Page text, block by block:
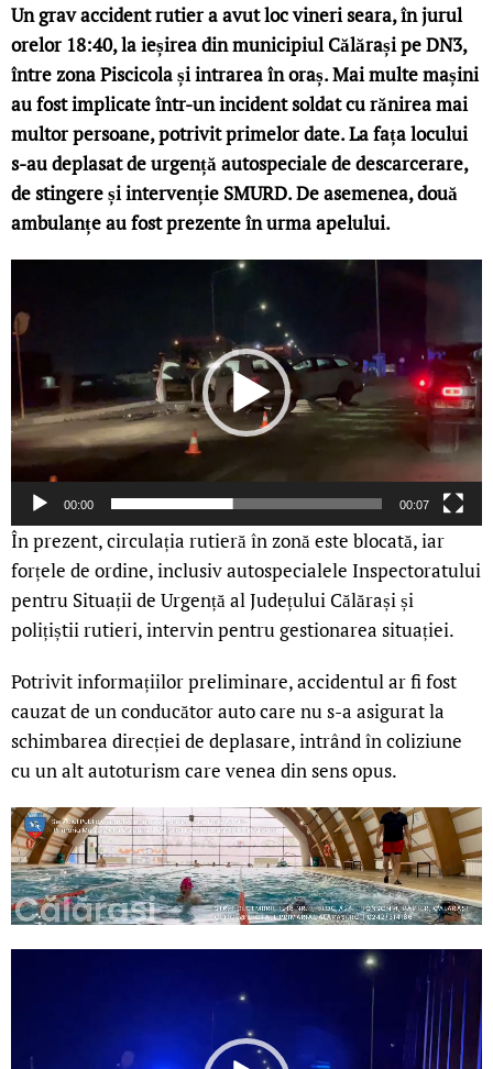
Un grav accident rutier a avut loc vineri seara, în jurul
orelor 18:40, la ieșirea din municipiul Călărași pe DN3,
între zona Piscicola și intrarea în oraș. Mai multe mașini
au fost implicate într-un incident soldat cu rănirea mai
multor persoane, potrivit primelor date. La fața locului
s-au deplasat de urgență autospeciale de descarcerare,
de stingere și intervenție SMURD. De asemenea, două
ambulanțe au fost prezente în urma apelului.
00:00 00:07
În prezent, circulația rutieră în zonă este blocată, iar
forțele de ordine, inclusiv autospecialele Inspectoratului
pentru Situații de Urgență al Județului Călărași și
polițiștii rutieri, intervin pentru gestionarea situației.
Potrivit informațiilor preliminare, accidentul ar fi fost
cauzat de un conducător auto care nu s-a asigurat la
schimbarea direcției de deplasare, intrând în coliziune
cu un alt autoturism care venea din sens opus.